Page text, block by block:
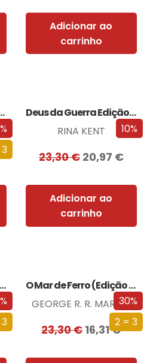
Adicionar ao
carrinho
especial limitada)
10%
Deus da Guerra Edição com EDGES
RINA KENT
23,30€ 20,97 €
Adicionar ao
carrinho
A Dança dos Dragões (Edição especial limitada)
30%
2 = 3
O Mar de Ferro (Edição especial limitada)
GEORGE R. R. MARTIN
23,30€16,31€